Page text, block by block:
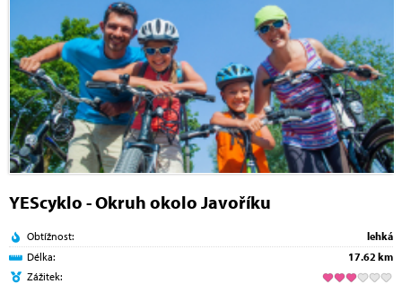
YEScyklo - Okruh okolo Javoříku
Obtížnost:
lehká
Délka:
17.62 km
Zážitek: